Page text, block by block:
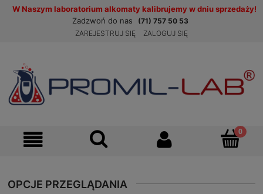
W Naszym laboratorium alkomaty kalibrujemy w dniu sprzedaży!
Zadzwoń do nas
(71) 757 50 53
ZAREJESTRUJ SIĘ
ZALOGUJ SIĘ
OPCJE PRZEGLĄDANIA